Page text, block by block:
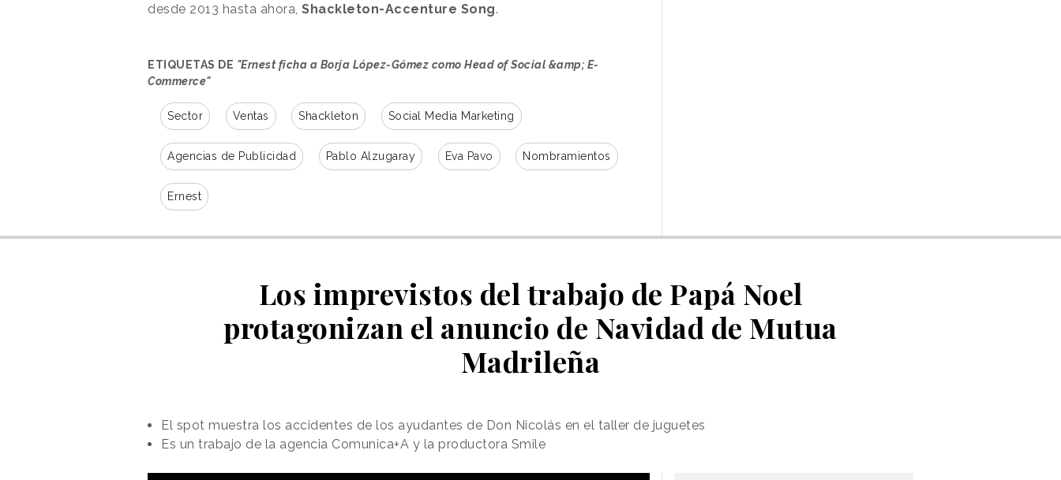
desde 2013 hasta ahora, Shackleton-Accenture Song.
ETIQUETAS DE "Ernest ficha a Borja López-Gómez como Head of Social &amp; E-
Commerce"
Sector Ventas Shackleton Social Media Marketing
Agencias de Publicidad Pablo Alzugaray Eva Pavo Nombramientos
Ernest
Los imprevistos del trabajo de Papá Noel
protagonizan el anuncio de Navidad de Mutua
Madrileña
El spot muestra los accidentes de los ayudantes de Don Nicolás en el taller de juguetes
Es un trabajo de la agencia Comunica+A y la productora Smile